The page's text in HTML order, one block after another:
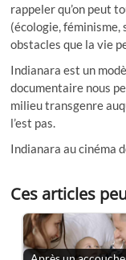
rappeler qu’on peut
(écologie,
obstacles que la vie
Indianara est un
documentaire nous
milieu transgenre
l’est pas.
Indianara au cinéma
Ces articles